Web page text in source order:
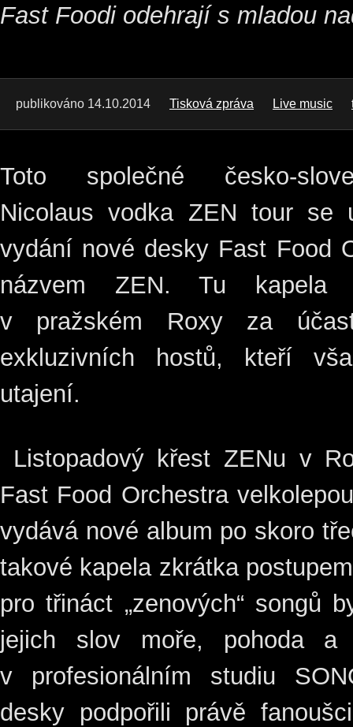
Fast Foodi odehrají s mladou
publikováno 14.10.2014 Tisková zpráva Live music
Toto společné česko-
Nicolaus vodka ZEN tour se
vydání nové desky Fast Food
názvem ZEN. Tu kapela
v pražském Roxy za
exkluzivních hostů, kteří
utajení.
Listopadový křest ZENu v
Fast Food Orchestra
vydává nové album po skoro
takové kapela zkrátka
pro třináct „zenových“ songů
jejich slov moře, pohoda a
v profesionálním studiu
desky podpořili právě